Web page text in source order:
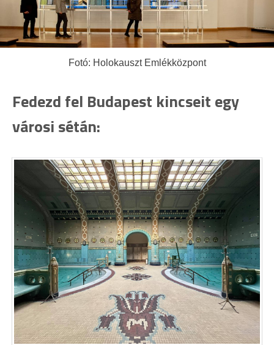
Fotó: Holokauszt Emlékközpont
Fedezd fel Budapest kincseit egy
városi sétán: